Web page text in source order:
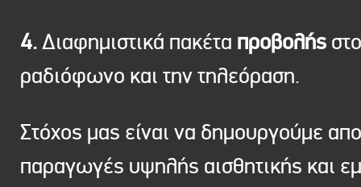
4.Διαφημιστικά πακέτα προβολής στο
ραδιόφωνο και την τηλεόραση.
Στόχος μας είναι να δημουργούμε
παραγωγές υψηλής αισθητικής και